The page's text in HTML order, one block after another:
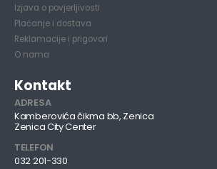
Izjava o povjerljivosti
Plaćanje i dostava
Reklamacije i prigovori
O nama
Kontakt
ADRESA
Kamberovića čikma bb, Zenica
Zenica City Center
TELEFON
032 201-330